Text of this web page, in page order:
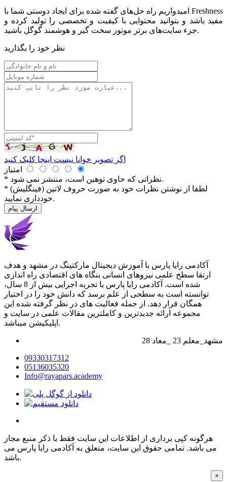
امیدواریم راه حل‌های گفته شده برای ایجاد دوستی شما با Freshness
مفید باشد و بتوانید محتوایی با کیفیت و تخصصی را تولید کرده و
جزء سایت‌های برتر موتور سخت گیر و هوشمند گوگل باشید.
نظر خود را بگذارید
اگر تصویر خوانا نیست اینجا کلیک کنید
امتیاز
* نظراتی كه حاوی توهین است، منتشر نمی شود.
* لطفا از نوشتن نظرات خود به صورت حروف لاتین (فینگلیش)
خودداری نمایید.
ارسال پیام
آکادمی رایا پارس با آموزش دیجیتال مارکتینگ در مشهد و هدف
ارتقا سطح علمی نیروهای انسانی بنگاه های اقتصادی راه اندازی
شده است. آکادمی رایا پارس با تجربه اجرایی بیش از 8 سال،
توانسته است به سطحی از علم برسد که دانش خود را در اختیار
همگان قرار دهد. از جمله فعالیت های در نظر گرفته شده این
مجموعه ارائه جدیدترین و کاملترین مقالات علمی در سایت و
اپلیکیشن میباشد.
28 مشهد_معلم 23 _معاد
09330317312
05136035320
Info@rayapars.academy
هرگونه کپی برداری از اطلاعات این سایت فقط با ذکر منبع مجاز
می باشد. تمامی حقوق این سایت، متعلق به آکادمی رایا پارس می
باشد.
×